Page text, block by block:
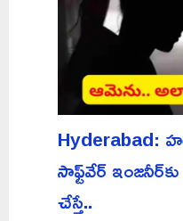
Hyderabad:
సాఫ్ట్‌వేర్
చేస్తే..